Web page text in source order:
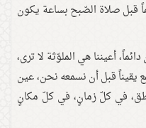
قبل صلاة الصّبح بساعة يكون
أعيننا هي الملوّثة لا ترى،
يقيناً قبل أن نسمعه نحن، عين
في كلّ زمانٍ، في كلّ مكانٍ